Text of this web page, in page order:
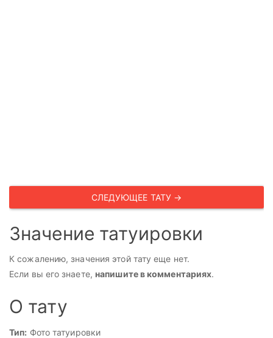
СЛЕДУЮЩЕЕ ТАТУ →
Значение татуировки
К сожалению, значения этой тату еще нет.
Если вы его знаете, напишите в комментариях.
О тату
Тип: Фото татуировки